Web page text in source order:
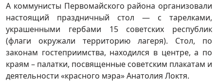
А коммунисты Первомайского района организовали
настоящий праздничный стол — с тарелками,
украшенными гербами 15 советских республик
(флаги окружали территорию лагеря). Стол, по
законам гостеприимства, находился в центре, а по
краям – палатки, посвященные советским плакатам и
деятельности «красного мэра» Анатолия Локтя.